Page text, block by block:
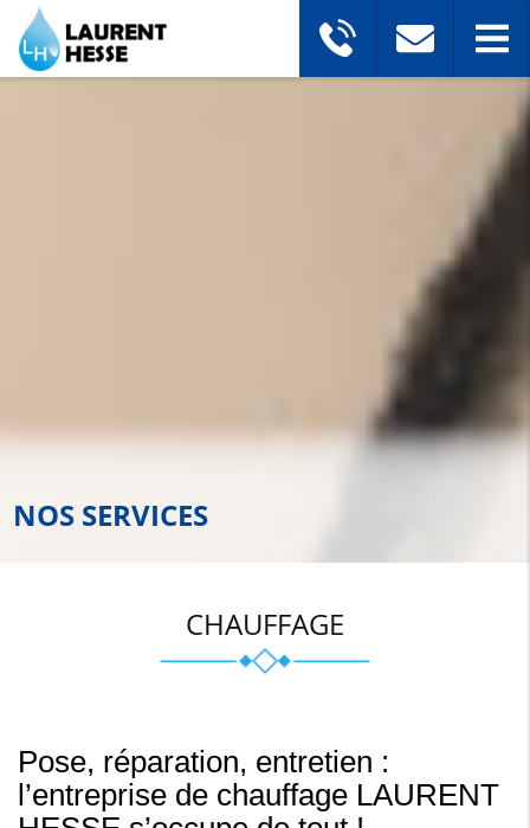
NOS SERVICES
CHAUFFAGE
Pose, réparation, entretien :
l’entreprise de chauffage LAURENT